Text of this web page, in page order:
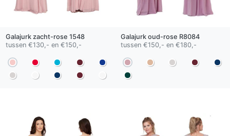
Galajurk zacht-rose 1548
tussen €130,- en €150,-
Galajurk oud-rose R8084
tussen €150,- en €180,-